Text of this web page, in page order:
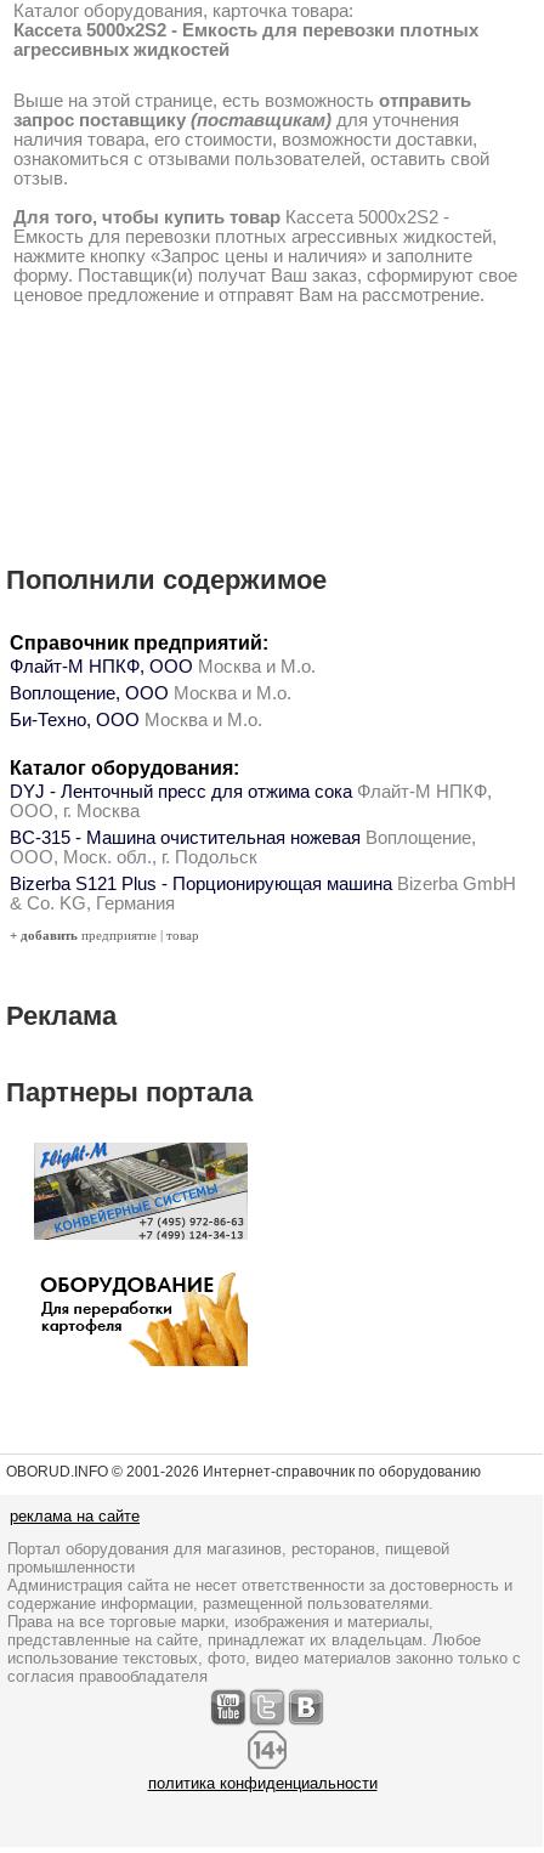
Каталог оборудования, карточка товара:
Кассета 5000х2S2 - Емкость для перевозки плотных
агрессивных жидкостей
Выше на этой странице, есть возможность отправить
запрос поставщику (поставщикам) для уточнения
наличия товара, его стоимости, возможности доставки,
ознакомиться с отзывами пользователей, оставить свой
отзыв.
Для того, чтобы купить товар Кассета 5000х2S2 -
Емкость для перевозки плотных агрессивных жидкостей,
нажмите кнопку «Запрос цены и наличия» и заполните
форму. Поставщик(и) получат Ваш заказ, сформируют свое
ценовое предложение и отправят Вам на рассмотрение.
Пополнили содержимое
Справочник предприятий:
Флайт-М НПКФ, ООО Москва и М.о.
Воплощение, ООО Москва и М.о.
Би-Техно, ООО Москва и М.о.
Каталог оборудования:
DYJ - Ленточный пресс для отжима сока Флайт-М НПКФ,
ООО, г. Москва
ВС-315 - Машина очистительная ножевая Воплощение,
ООО, Моск. обл., г. Подольск
Bizerba S121 Plus - Порционирующая машина Bizerba GmbH
& Co. KG, Германия
+ добавить предприятие | товар
Реклама
Партнеры портала
OBORUD.INFO © 2001-2026 Интернет-справочник по оборудованию
реклама на сайте
Портал оборудования для магазинов, ресторанов, пищевой
промышленности
Администрация сайта не несет ответственности за достоверность и
содержание информации, размещенной пользователями.
Права на все торговые марки, изображения и материалы,
представленные на сайте, принадлежат их владельцам. Любое
использование текстовых, фото, видео материалов законно только с
согласия правообладателя
политика конфиденциальности